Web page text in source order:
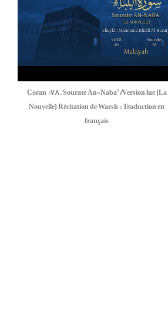
Coran :78. Sourate An-Naba’ /Version lue (La
Nouvelle) Récitation de Warsh : Traduction en
français